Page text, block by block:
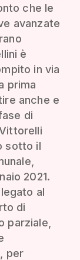
che le
avanzate
è
in via
prima
anche e
di
sotto il
2021.
al
di
parziale,
per